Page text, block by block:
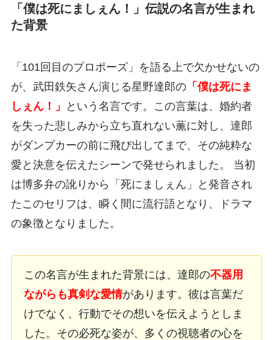
「僕は死にましぇん！」伝説の名言が生まれ
た背景
「101回目のプロポーズ」を語る上で欠かせないの
が、武田鉄矢さん演じる星野達郎の「僕は死にま
しぇん！」
という名言です。この言葉は、婚約者
を失った悲しみから立ち直れない薫に対し、達郎
がダンプカーの前に飛び出してまで、その純粋な
愛と決意を伝えたシーンで発せられました。 当初
は博多弁の訛りから「死にましぇん」と発音され
たこのセリフは、瞬く間に流行語となり、ドラマ
の象徴となりました。
この名言が生まれた背景には、達郎の不器用
ながらも真剣な愛情があります。彼は言葉だ
けでなく、行動でその想いを伝えようとしま
した。その必死な姿が、多くの視聴者の心を